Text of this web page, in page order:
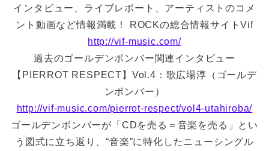
インタビュー、ライブレポート、アーティストのコメ
ント動画など情報満載！ ROCKの総合情報サイトVif
http://vif-music.com/
過去のゴールデンボンバー関連インタビュー
【PIERROT RESPECT】Vol.4：歌広場淳（ゴールデ
ンボンバー）
http://vif-music.com/pierrot-respect/vol4-utahiroba/
ゴールデンボンバーが「CDを売る＝音楽を売る」とい
う図式に立ち返り、“音楽”に特化したニューシングル